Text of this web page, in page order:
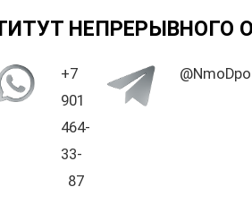
НЕПРЕРЫВНОГО
+7
901
464-
33-
87